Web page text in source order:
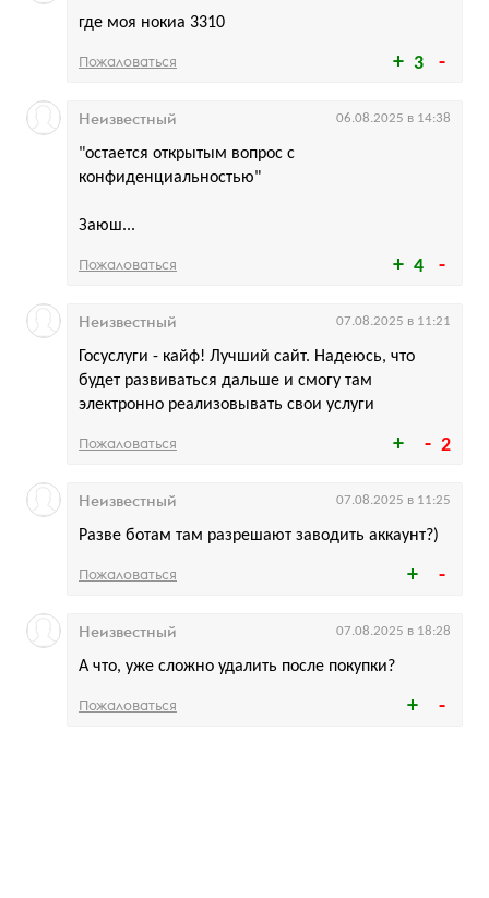
3
где моя нокиа 3310
Пожаловаться
4
"остается открытым вопрос с
конфиденциальностью"
Заюш...
Неизвестный 06.08.2025 в 14:38
Пожаловаться
2
Госуслуги - кайф! Лучший сайт. Надеюсь, что
будет развиваться дальше и смогу там
электронно реализовывать свои услуги
Неизвестный 07.08.2025 в 11:21
Пожаловаться
Разве ботам там разрешают заводить аккаунт?)
Неизвестный 07.08.2025 в 11:25
Пожаловаться
А что, уже сложно удалить после покупки?
Неизвестный 07.08.2025 в 18:28
Пожаловаться